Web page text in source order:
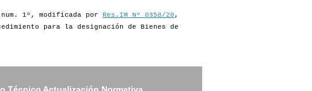
1º, modificada por Res.IM Nº 0358/20 ,
para la designación de Bienes de